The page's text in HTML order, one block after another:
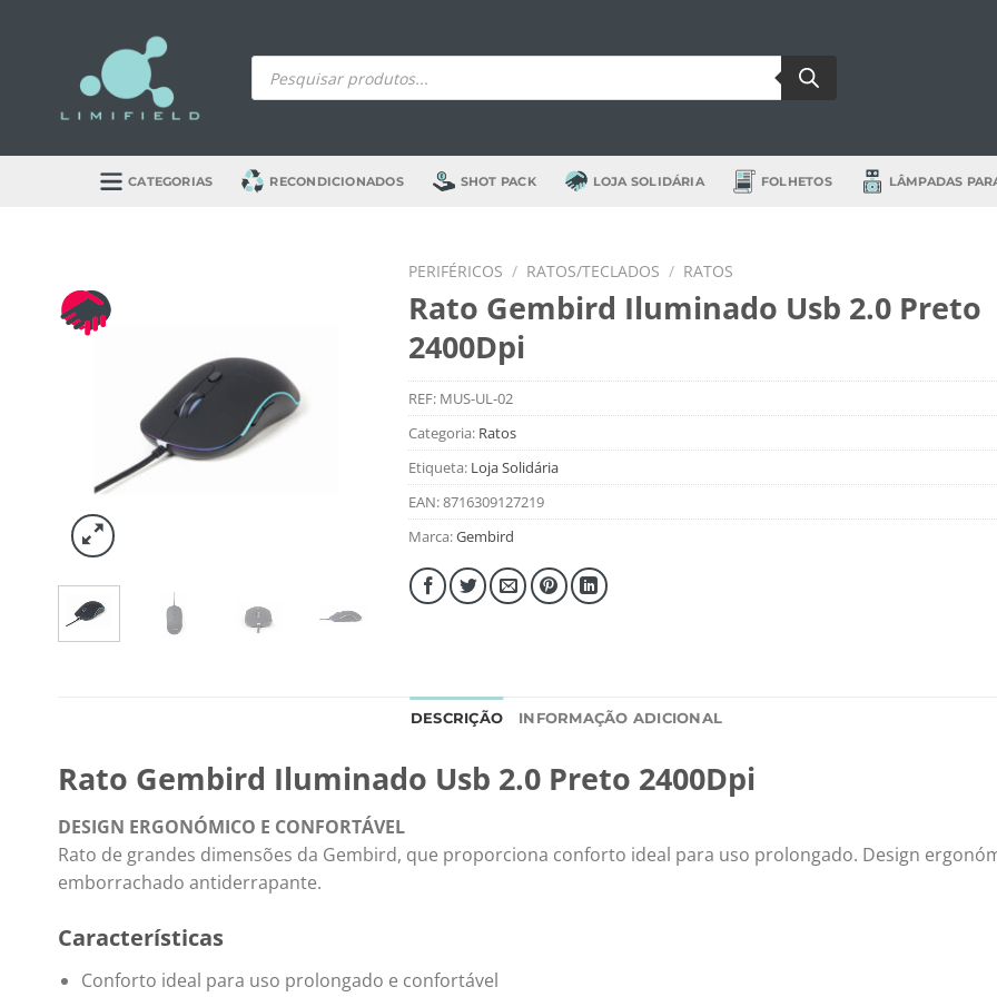
Products
search
CATEGORIAS RECONDICIONADOS SHOT PACK LOJA SOLIDÁRIA FOLHETOS LÂMPADAS
PERIFÉRICOS / RATOS/TECLADOS / RATOS
Rato Gembird Iluminado Usb 2.0 Preto
2400Dpi
REF: MUS-UL-02
Categoria: Ratos
Etiqueta: Loja Solidária
EAN:8716309127219
Marca:Gembird
DESCRIÇÃO INFORMAÇÃO ADICIONAL
Rato Gembird Iluminado Usb 2.0 Preto 2400Dpi
DESIGN ERGONÓMICO E CONFORTÁVEL
Rato de grandes dimensões da Gembird, que proporciona conforto ideal para uso prolongado. Design
emborrachado antiderrapante.
Características
Conforto ideal para uso prolongado e confortável